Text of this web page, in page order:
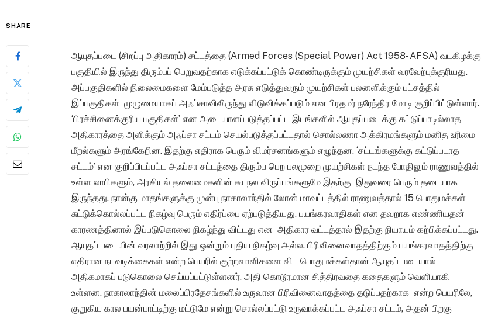
SHARE
ஆயுதப்படை (சிறப்பு அதிகாரம்) சட்டத்தை (Armed Forces (Special Power) Act 1958- AFSA) வடகிழக்கு
பகுதியில் இருந்து திரும்பப் பெறுவதற்காக எடுக்கப்பட்டுக் கொண்டிருக்கும் முயற்சிகள் வரவேற்புக்குரியது.
அப்பகுதிகளில் நிலைமைகளை மேம்படுத்த அரசு எடுத்துவரும் முயற்சிகள் பலனளிக்கும் பட்சத்தில்
இப்பகுதிகள் முழுமையாகப் அஃப்சாவிலிருந்து விடுவிக்கப்படும் என பிரதமர் நரேந்திர மோடி குறிப்பிட்டுள்ளார்.
‘பிரச்சினைக்குரிய பகுதிகள்’ என அடையாளப்படுத்தப்பட்ட இடங்களில் ஆயுதப்படைக்கு கட்டுப்பாடில்லாத
அதிகாரத்தை அளிக்கும் அஃப்சா சட்டம் செயல்படுத்தப்பட்டதால் சொல்லணா அக்கிரமங்களும் மனித உரிமை
மீறல்களும் அரங்கேறின. இதற்கு எதிராக பெரும் விமர்சனங்களும் எழுந்தன. ‘சட்டங்களுக்கு கட்டுப்படாத
சட்டம்’ என குறிப்பிடப்பட்ட அஃப்சா சட்டத்தை திரும்ப பெற பலமுறை முயற்சிகள் நடந்த போதிலும் ராணுவத்தில்
உள்ள லாபிகளும், அரசியல் தலைமைகளின் சுயநல விருப்பங்களுமே இதற்கு இதுவரை பெரும் தடையாக
இருந்தது. நான்கு மாதங்களுக்கு முன்பு நாகாலாந்தில் லோன் மாவட்டத்தில் ராணுவத்தால் 15 பொதுமக்கள்
சுட்டுக்கொல்லப்பட்ட நிகழ்வு பெரும் எதிர்ப்பை ஏற்படுத்தியது. பயங்கரவாதிகள் என தவறாக எண்ணியதன்
காரணத்தினால் இப்படுகொலை நிகழ்ந்து விட்டது என அதிகார வட்டத்தால் இதற்கு நியாயம் கற்பிக்கப்பட்டது.
ஆயுதப் படையின் வரலாற்றில் இது ஒன்றும் புதிய நிகழ்வு அல்ல. பிரிவினைவாதத்திற்கும் பயங்கரவாதத்திற்கு
எதிரான நடவடிக்கைகள் என்ற பெயரில் குற்றவாளிகளை விட பொதுமக்கள்தான் ஆயுதப் படையால்
அதிகமாகப் படுகொலை செய்யப்பட்டுள்ளனர். அதி கொடூரமான சித்திரவதை கதைகளும் வெளியாகி
உள்ளன. நாகாலாந்தின் மலைப்பிரதேசங்களில் உருவான பிரிவினைவாதத்தை தடுப்பதற்காக என்ற பெயரிலே,
குறுகிய கால பயன்பாட்டிற்கு மட்டுமே என்று சொல்லப்பட்டு உருவாக்கப்பட்ட அஃப்சா சட்டம், அதன் பிறகு